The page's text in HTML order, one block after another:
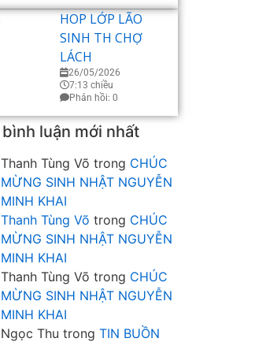
HOP LỚP LÃO
SINH TH CHỢ
LÁCH
26/05/2026
7:13 chiều
Phản hồi: 0
bình luận mới nhất
Thanh Tùng Võ trong CHÚC
MỪNG SINH NHẬT NGUYỄN
MINH KHAI
Thanh Tùng Võ trong CHÚC
MỪNG SINH NHẬT NGUYỄN
MINH KHAI
Thanh Tùng Võ trong CHÚC
MỪNG SINH NHẬT NGUYỄN
MINH KHAI
Ngọc Thu trong TIN BUỒN